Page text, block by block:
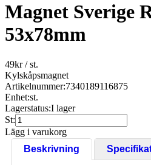
Magnet Sverige
53x78mm
49kr/ st.
Kylskåpsmagnet
Artikelnummer:7340189116875
Enhet:st.
Lagerstatus:I lager
St:
Lägg i varukorg
Beskrivning